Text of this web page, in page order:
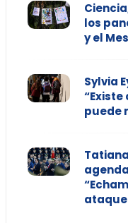
los
y el
Sylvia
“Existe
puede